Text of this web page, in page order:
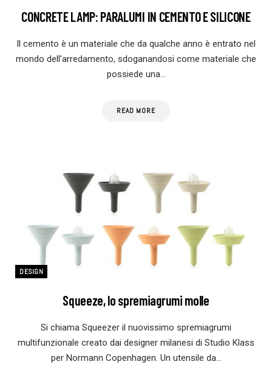
CONCRETE LAMP: PARALUMI IN CEMENTO E SILICONE
Il cemento è un materiale che da qualche anno è entrato nel
mondo dell’arredamento, sdoganandosi come materiale che
possiede una…
READ MORE
DESIGN
Squeeze, lo spremiagrumi molle
Si chiama Squeezer il nuovissimo spremiagrumi
multifunzionale creato dai designer milanesi di Studio Klass
per Normann Copenhagen. Un utensile da…